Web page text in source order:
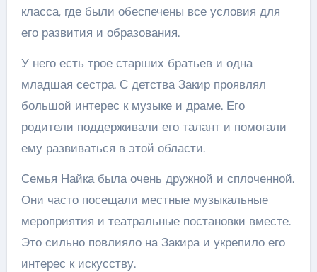
класса, где были обеспечены все условия для
его развития и образования.
У него есть трое старших братьев и одна
младшая сестра. С детства Закир проявлял
большой интерес к музыке и драме. Его
родители поддерживали его талант и помогали
ему развиваться в этой области.
Семья Найка была очень дружной и сплоченной.
Они часто посещали местные музыкальные
мероприятия и театральные постановки вместе.
Это сильно повлияло на Закира и укрепило его
интерес к искусству.